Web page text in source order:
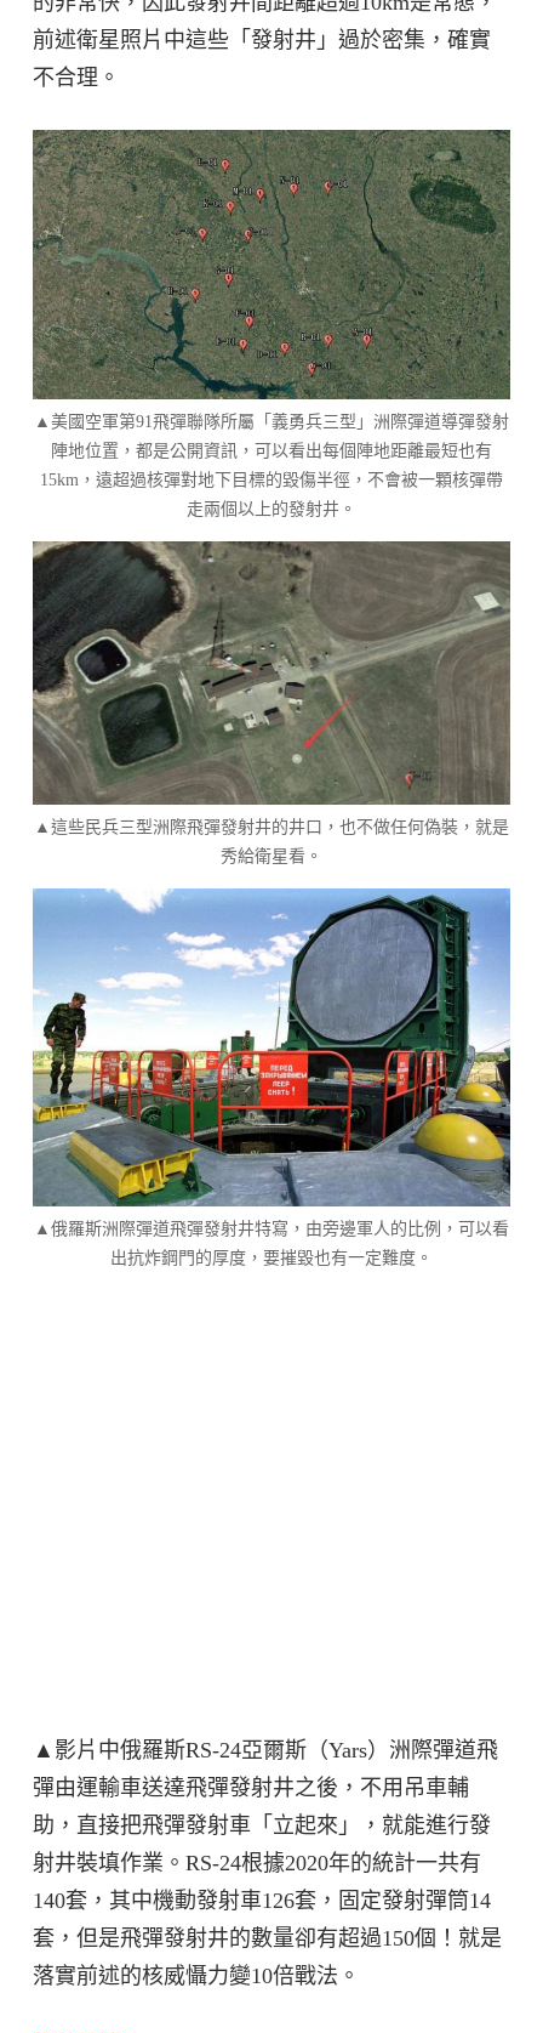
前述衛星照片中這些「發射井」過於密集，確實
不合理。
▲美國空軍第91飛彈聯隊所屬「義勇兵三型」洲際彈道導彈發射
陣地位置，都是公開資訊，可以看出每個陣地距離最短也有
15km，遠超過核彈對地下目標的毀傷半徑，不會被一顆核彈帶
走兩個以上的發射井。
▲這些民兵三型洲際飛彈發射井的井口，也不做任何偽裝，就是
秀給衛星看。
▲俄羅斯洲際彈道飛彈發射井特寫，由旁邊軍人的比例，可以看
出抗炸鋼門的厚度，要摧毀也有一定難度。
▲影片中俄羅斯RS-24亞爾斯（Yars）洲際彈道飛
彈由運輸車送達飛彈發射井之後，不用吊車輔
助，直接把飛彈發射車「立起來」，就能進行發
射井裝填作業。RS-24根據2020年的統計一共有
140套，其中機動發射車126套，固定發射彈筒14
套，但是飛彈發射井的數量卻有超過150個！就是
落實前述的核威懾力變10倍戰法。